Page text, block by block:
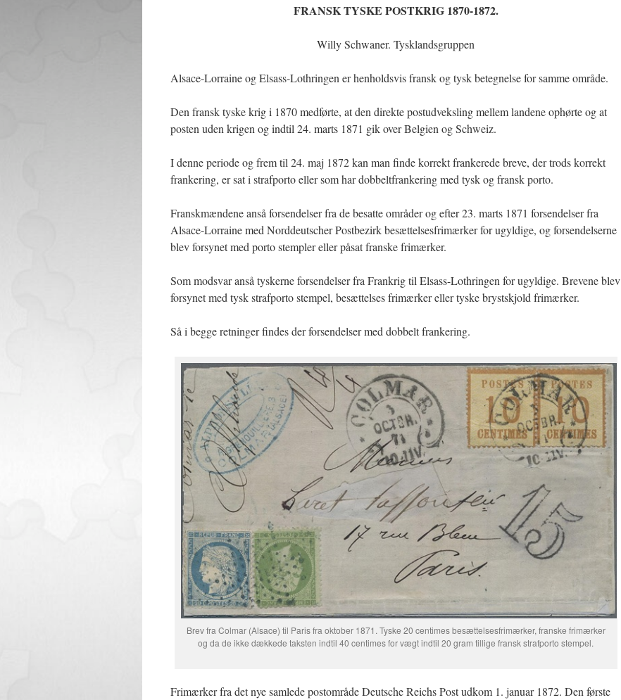
FRANSK TYSKE POSTKRIG 1870-1872.
Willy Schwaner. Tysklandsgruppen
Alsace-Lorraine og Elsass-Lothringen er henholdsvis fransk og tysk betegnelse for samme område.
Den fransk tyske krig i 1870 medførte, at den direkte postudveksling mellem landene ophørte og at
posten uden krigen og indtil 24. marts 1871 gik over Belgien og Schweiz.
I denne periode og frem til 24. maj 1872 kan man finde korrekt frankerede breve, der trods korrekt
frankering, er sat i strafporto eller som har dobbeltfrankering med tysk og fransk porto.
Franskmændene anså forsendelser fra de besatte områder og efter 23. marts 1871 forsendelser fra
Alsace-Lorraine med Norddeutscher Postbezirk besættelsesfrimærker for ugyldige, og forsendelserne
blev forsynet med porto stempler eller påsat franske frimærker.
Som modsvar anså tyskerne forsendelser fra Frankrig til Elsass-Lothringen for ugyldige. Brevene blev
forsynet med tysk strafporto stempel, besættelses frimærker eller tyske brystskjold frimærker.
Så i begge retninger findes der forsendelser med dobbelt frankering.
Brev fra Colmar (Alsace) til Paris fra oktober 1871. Tyske 20 centimes besættelsesfrimærker, franske frimærker
og da de ikke dækkede taksten indtil 40 centimes for vægt indtil 20 gram tillige fransk strafporto stempel.
Frimærker fra det nye samlede postområde Deutsche Reichs Post udkom 1. januar 1872. Den første